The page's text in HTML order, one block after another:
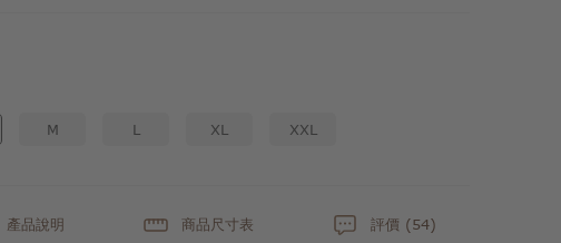
M L XL XXL
產品說明 商品尺寸表 評價 (54)